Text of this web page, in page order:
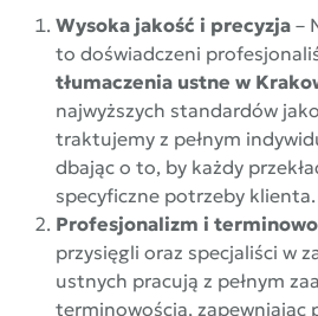
Wysoka jakość i precyzja –
to doświadczeni
tłumaczenia ustne w
najwyższych standardów
traktujemy z pełnym
dbając o to, by każdy
specyficzne potrzeby klienta.
Profesjonalizm i
przysięgli oraz specjaliści w
ustnych pracują z pełnym
terminowością, zapewniając